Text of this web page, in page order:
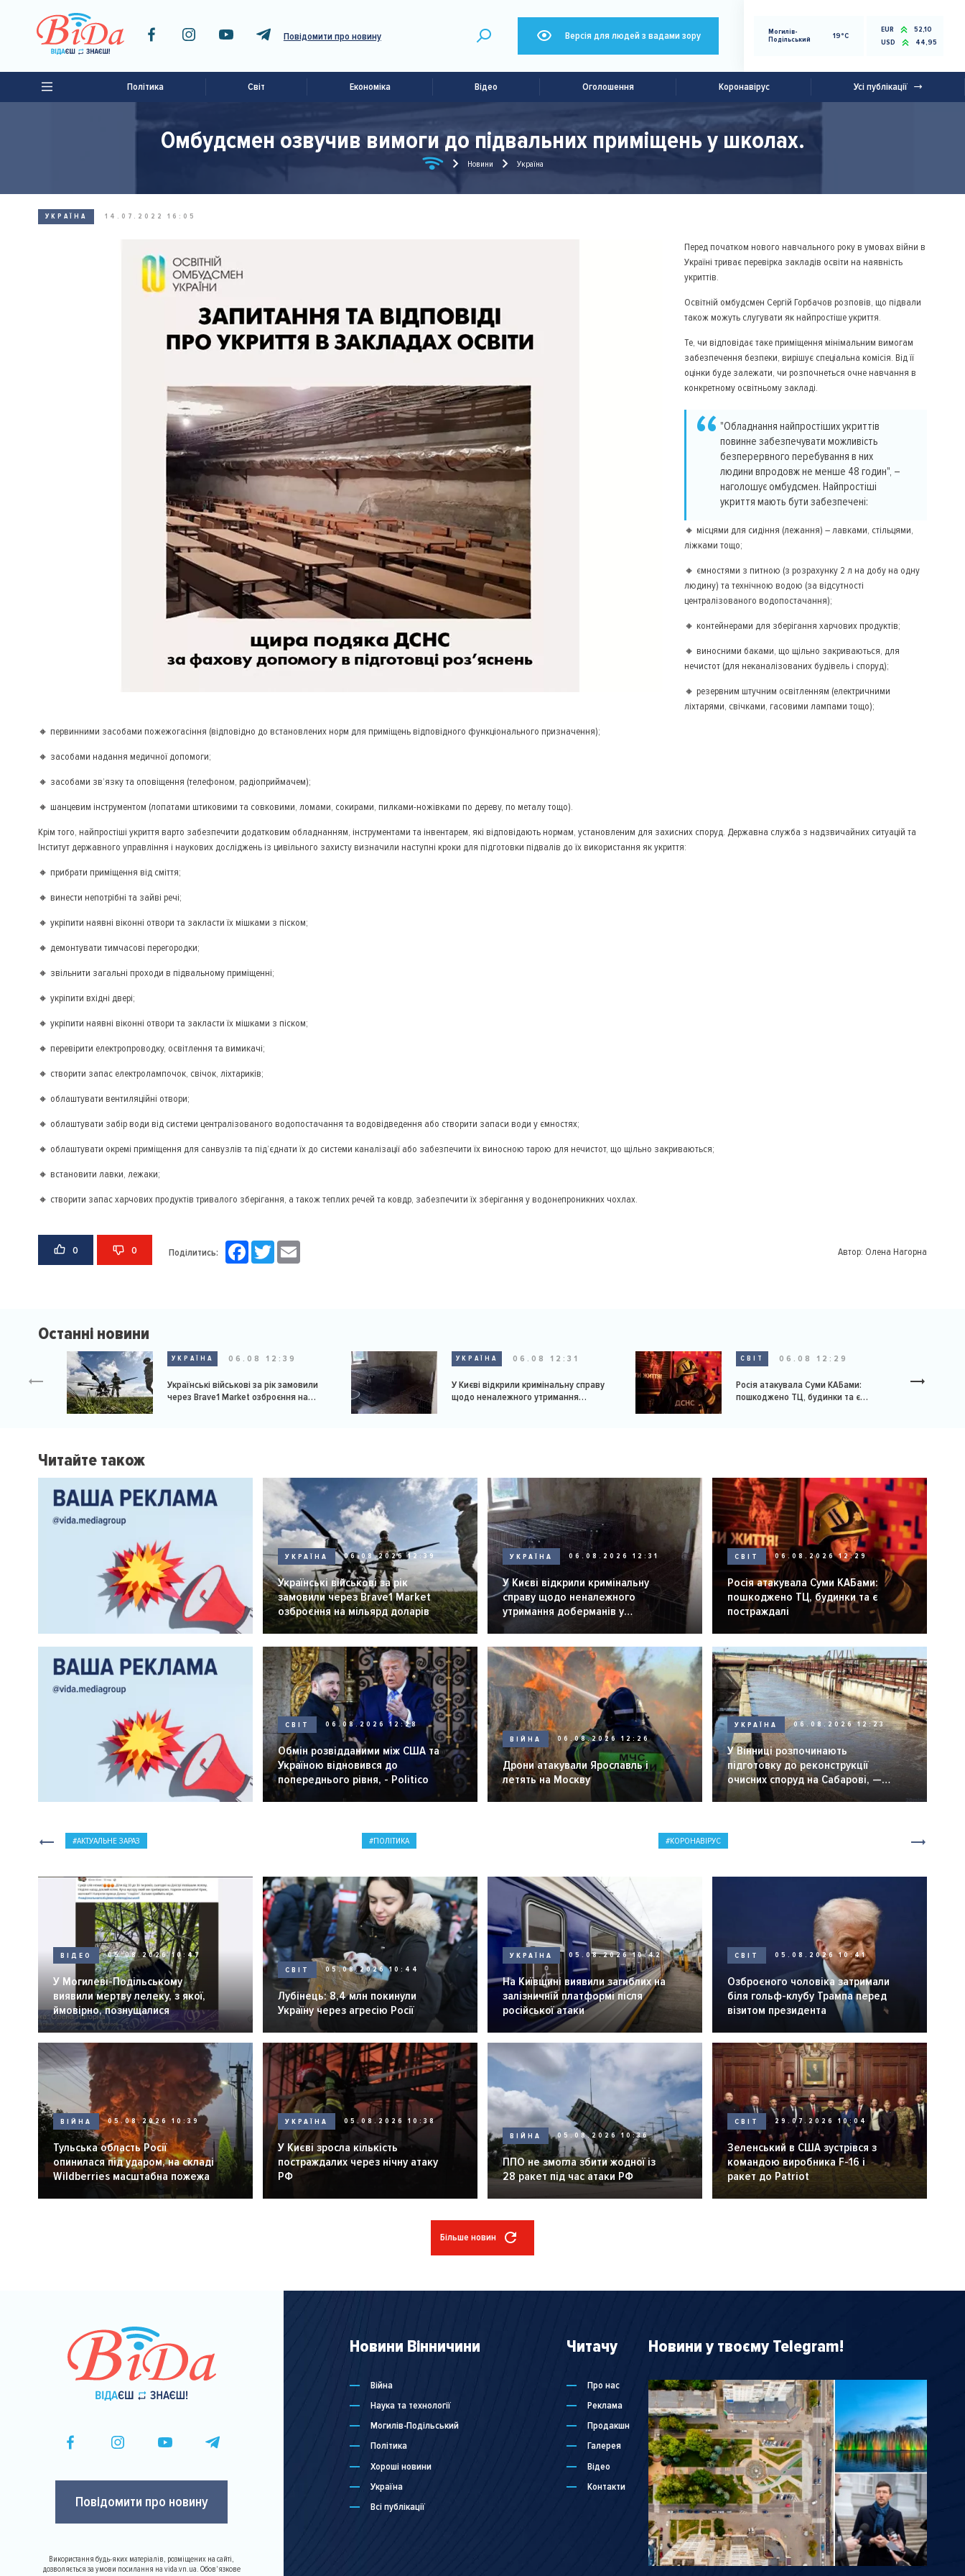
Повідомити про новину Версія для людей з вадами зору
Могилів-
Подільський
19°C
EUR
52,10
USD
44,95
Політика Світ Економіка Відео Оголошення Коронавірус Усі публікації
Омбудсмен озвучив вимоги до підвальних приміщень у школах.
Новини Україна
УКРАЇНА 14.07.2022 16:05
Перед початком нового навчального року в умовах війни в
Україні триває перевірка закладів освіти на наявність
укриттів.
Освітній омбудсмен Сергій Горбачов розповів, що підвали
також можуть слугувати як найпростіше укриття.
Те, чи відповідає таке приміщення мінімальним вимогам
забезпечення безпеки, вирішує спеціальна комісія. Від її
оцінки буде залежати, чи розпочнеться очне навчання в
конкретному освітньому закладі.
"Обладнання найпростіших укриттів
повинне забезпечувати можливість
безперервного перебування в них
людини впродовж не менше 48 годин", –
наголошує омбудсмен. Найпростіші
укриття мають бути забезпечені:
🔸 місцями для сидіння (лежання) – лавками, стільцями,
ліжками тощо;
🔸 ємностями з питною (з розрахунку 2 л на добу на одну
людину) та технічною водою (за відсутності
централізованого водопостачання);
🔸 контейнерами для зберігання харчових продуктів;
🔸 виносними баками, що щільно закриваються, для
нечистот (для неканалізованих будівель і споруд);
🔸 резервним штучним освітленням (електричними
ліхтарями, свічками, гасовими лампами тощо);
🔸 первинними засобами пожежогасіння (відповідно до встановлених норм для приміщень відповідного функціонального призначення);
🔸 засобами надання медичної допомоги;
🔸 засобами зв’язку та оповіщення (телефоном, радіоприймачем);
🔸 шанцевим інструментом (лопатами штиковими та совковими, ломами, сокирами, пилками-ножівками по дереву, по металу тощо).
Крім того, найпростіші укриття варто забезпечити додатковим обладнанням, інструментами та інвентарем, які відповідають нормам, установленим для захисних споруд. Державна служба з надзвичайних ситуацій та
Інститут державного управління і наукових досліджень із цивільного захисту визначили наступні кроки для підготовки підвалів до їх використання як укриття:
🔸 прибрати приміщення від сміття;
🔸 винести непотрібні та зайві речі;
🔸 укріпити наявні віконні отвори та закласти їх мішками з піском;
🔸 демонтувати тимчасові перегородки;
🔸 звільнити загальні проходи в підвальному приміщенні;
🔸 укріпити вхідні двері;
🔸 укріпити наявні віконні отвори та закласти їх мішками з піском;
🔸 перевірити електропроводку, освітлення та вимикачі;
🔸 створити запас електролампочок, свічок, ліхтариків;
🔸 облаштувати вентиляційні отвори;
🔸 облаштувати забір води від системи централізованого водопостачання та водовідведення або створити запаси води у ємностях;
🔸 облаштувати окремі приміщення для санвузлів та під’єднати їх до системи каналізації або забезпечити їх виносною тарою для нечистот, що щільно закриваються;
🔸 встановити лавки, лежаки;
🔸 створити запас харчових продуктів тривалого зберігання, а також теплих речей та ковдр, забезпечити їх зберігання у водонепроникних чохлах.
0 0 Поділитись: FacebookTwitter Автор: Олена Нагорна
Останні новини
УКРАЇНА 06.08 12:39
Українські військові за рік замовили
через Brave1 Market озброєння на
УКРАЇНА 06.08 12:31
У Києві відкрили кримінальну справу
щодо неналежного утримання
СВІТ 06.08 12:29
Росія атакувала Суми КАБами:
пошкоджено ТЦ, будинки та є
Читайте також
УКРАЇНА 06.08.2026 12:39
Українські військові за рік
замовили через Brave1 Market
озброєння на мільярд доларів
УКРАЇНА 06.08.2026 12:31
У Києві відкрили кримінальну
справу щодо неналежного
утримання доберманів у
розпліднику
СВІТ 06.08.2026 12:29
Росія атакувала Суми КАБами:
пошкоджено ТЦ, будинки та є
постраждалі
СВІТ 06.08.2026 12:28
Обмін розвідданими між США та
Україною відновився до
попереднього рівня, - Politico
ВІЙНА 06.08.2026 12:26
Дрони атакували Ярославль і
летять на Москву
УКРАЇНА 06.08.2026 12:23
У Вінниці розпочинають
підготовку до реконструкції
очисних споруд на Сабарові, —
мер Вінниці.
АКТУАЛЬНЕ ЗАРАЗ ПОЛІТИКА КОРОНАВІРУС
ВІДЕО 05.08.2026 10:47
У Могилеві-Подільському
виявили мертву лелеку, з якої,
ймовірно, познущалися
СВІТ 05.08.2026 10:44
Лубінець: 8,4 млн покинули
Україну через агресію Росії
УКРАЇНА 05.08.2026 10:42
На Київщині виявили загиблих на
залізничній платформі після
російської атаки
СВІТ 05.08.2026 10:41
Озброєного чоловіка затримали
біля гольф-клубу Трампа перед
візитом президента
ВІЙНА 05.08.2026 10:39
Тульська область Росії
опинилася під ударом, на складі
Wildberries масштабна пожежа
УКРАЇНА 05.08.2026 10:38
У Києві зросла кількість
постраждалих через нічну атаку
РФ
ВІЙНА 05.08.2026 10:36
ППО не змогла збити жодної із
28 ракет під час атаки РФ
СВІТ 29.07.2026 10:04
Зеленський в США зустрівся з
командою виробника F-16 і
ракет до Patriot
Більше новин
Повідомити про новину
Використання будь-яких матеріалів, розміщених на сайті,
дозволяється за умови посилання на vida.vn.ua. Обов'язкове
Новини Вінничини
Війна
Наука та технології
Могилів-Подільський
Політика
Хороші новини
Україна
Всі публікації
Читачу
Про нас
Реклама
Продакшн
Галерея
Відео
Контакти
Новини у твоєму Telegram!